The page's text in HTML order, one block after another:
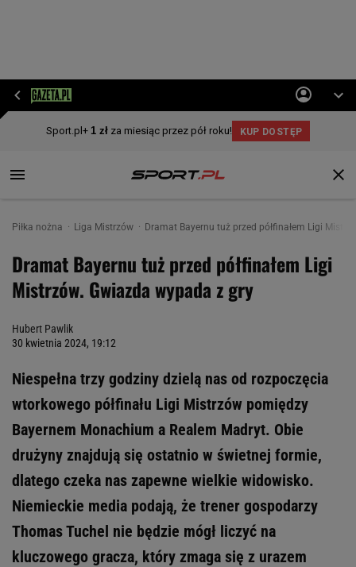
Piłka nożna Liga Mistrzów Dramat Bayernu tuż przed półfinałem Ligi
Dramat Bayernu tuż przed półfinałem Ligi
Mistrzów. Gwiazda wypada z gry
Hubert Pawlik
30 kwietnia 2024, 19:12
Niespełna trzy godziny dzielą nas od rozpoczęcia
wtorkowego półfinału Ligi Mistrzów pomiędzy
Bayernem Monachium a Realem Madryt. Obie
drużyny znajdują się ostatnio w świetnej formie,
dlatego czeka nas zapewne wielkie widowisko.
Niemieckie media podają, że trener gospodarzy
Thomas Tuchel nie będzie mógł liczyć na
kluczowego gracza, który zmaga się z urazem